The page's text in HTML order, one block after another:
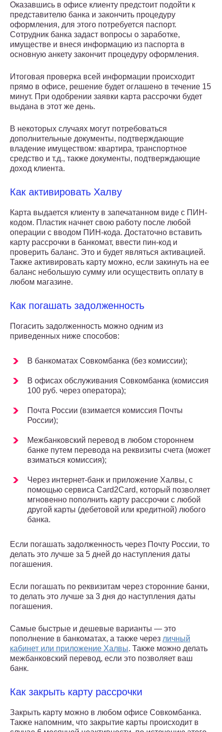
Оказавшись в офисе клиенту предстоит подойти к
представителю банка и закончить процедуру
оформления, для этого потребуется паспорт.
Сотрудник банка задаст вопросы о заработке,
имуществе и внеся информацию из паспорта в
основную анкету закончит процедуру оформления.
Итоговая проверка всей информации происходит
прямо в офисе, решение будет оглашено в течение 15
минут. При одобрении заявки карта рассрочки будет
выдана в этот же день.
В некоторых случаях могут потребоваться
дополнительные документы, подтверждающие
владение имуществом: квартира, транспортное
средство и т.д., также документы, подтверждающие
доход клиента.
Как активировать Халву
Карта выдается клиенту в запечатанном виде с ПИН-
кодом. Пластик начнет свою работу после любой
операции с вводом ПИН-кода. Достаточно вставить
карту рассрочки в банкомат, ввести пин-код и
проверить баланс. Это и будет являться активацией.
Также активировать карту можно, если закинуть на ее
баланс небольшую сумму или осуществить оплату в
любом магазине.
Как погашать задолженность
Погасить задолженность можно одним из
приведенных ниже способов:
В банкоматах Совкомбанка (без комиссии);
В офисах обслуживания Совкомбанка (комиссия
100 руб. через оператора);
Почта России (взимается комиссия Почты
России);
Межбанковский перевод в любом стороннем
банке путем перевода на реквизиты счета (может
взиматься комиссия);
Через интернет-банк и приложение Халвы, с
помощью сервиса Card2Card, который позволяет
мгновенно пополнить карту рассрочки с любой
другой карты (дебетовой или кредитной) любого
банка.
Если погашать задолженность через Почту России, то
делать это лучше за 5 дней до наступления даты
погашения.
Если погашать по реквизитам через сторонние банки,
то делать это лучше за 3 дня до наступления даты
погашения.
Самые быстрые и дешевые варианты — это
пополнение в банкоматах, а также через личный
кабинет или приложение Халвы. Также можно делать
межбанковский перевод, если это позволяет ваш
банк.
Как закрыть карту рассрочки
Закрыть карту можно в любом офисе Совкомбанка.
Также напомним, что закрытие карты происходит в